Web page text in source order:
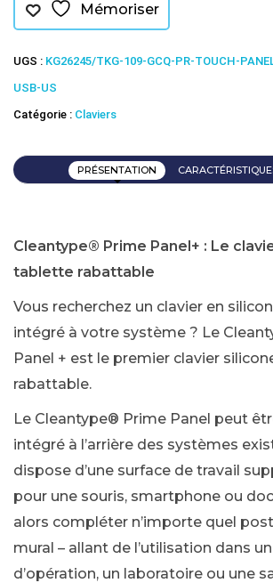
Mémoriser
UGS : KG26245/TKG-109-GCQ-PR-TOUCH-
USB-US
Catégorie : Claviers
PRÉSENTATION
Cleantype® Prime Panel+ : Le
tablette rabattable
Vous recherchez un clavier en
intégré à votre système ? Le
Panel + est le premier clavier
rabattable.
Le Cleantype® Prime Panel peut
intégré à l’arrière des systèmes
dispose d’une surface de travail
pour une souris, smartphone ou
alors compléter n’importe quel
mural – allant de l’utilisation dans
d’opération, un laboratoire ou une